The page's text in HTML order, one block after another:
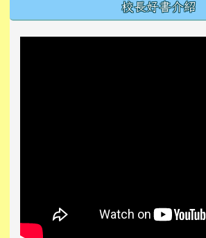
校長好書介紹